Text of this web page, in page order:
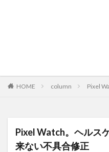
HOME column Pixel
Pixel Watch。ヘルス
来ない不具合修正